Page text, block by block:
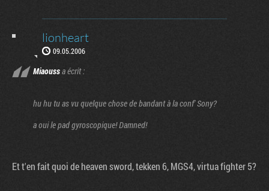
lionheart
09.05.2006
Miaoussa écrit :
hu hu tu as vu quelque chose de bandant à la conf' Sony?
a oui le pad gyroscopique! Damned!
Et t'en fait quoi de heaven sword, tekken 6, MGS4, virtua fighter 5?